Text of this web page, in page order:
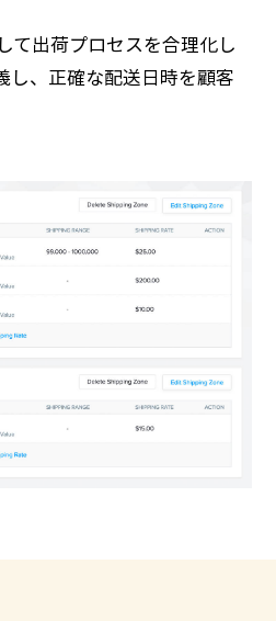
て出荷プロセスを合理化し
し、正確な配送日時を顧客